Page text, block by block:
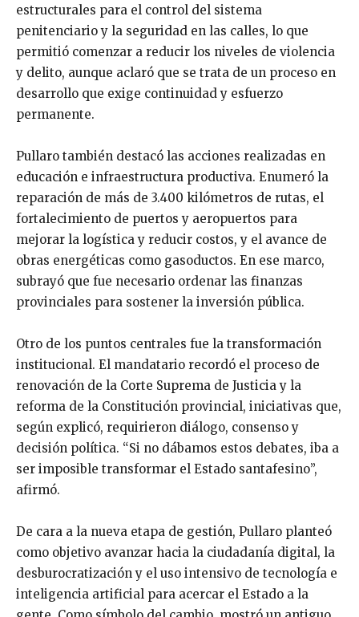
estructurales para el control del sistema
penitenciario y la seguridad en las calles, lo que
permitió comenzar a reducir los niveles de violencia
y delito, aunque aclaró que se trata de un proceso en
desarrollo que exige continuidad y esfuerzo
permanente.
Pullaro también destacó las acciones realizadas en
educación e infraestructura productiva. Enumeró la
reparación de más de 3.400 kilómetros de rutas, el
fortalecimiento de puertos y aeropuertos para
mejorar la logística y reducir costos, y el avance de
obras energéticas como gasoductos. En ese marco,
subrayó que fue necesario ordenar las finanzas
provinciales para sostener la inversión pública.
Otro de los puntos centrales fue la transformación
institucional. El mandatario recordó el proceso de
renovación de la Corte Suprema de Justicia y la
reforma de la Constitución provincial, iniciativas que,
según explicó, requirieron diálogo, consenso y
decisión política. “Si no dábamos estos debates, iba a
ser imposible transformar el Estado santafesino”,
afirmó.
De cara a la nueva etapa de gestión, Pullaro planteó
como objetivo avanzar hacia la ciudadanía digital, la
desburocratización y el uso intensivo de tecnología e
inteligencia artificial para acercar el Estado a la